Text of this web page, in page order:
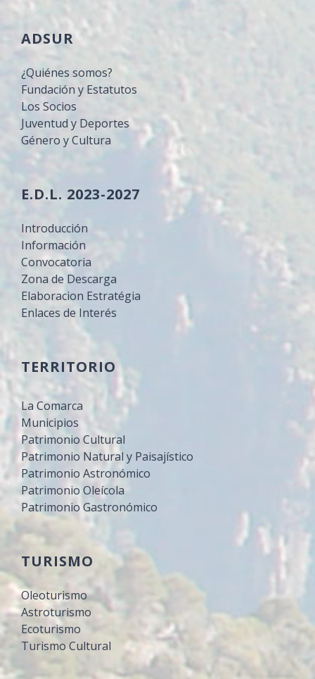
ADSUR
¿Quiénes somos?
Fundación y Estatutos
Los Socios
Juventud y Deportes
Género y Cultura
E.D.L. 2023-2027
Introducción
Información
Convocatoria
Zona de Descarga
Elaboracion Estratégia
Enlaces de Interés
TERRITORIO
La Comarca
Municipios
Patrimonio Cultural
Patrimonio Natural y Paisajístico
Patrimonio Astronómico
Patrimonio Oleícola
Patrimonio Gastronómico
TURISMO
Oleoturismo
Astroturismo
Ecoturismo
Turismo Cultural